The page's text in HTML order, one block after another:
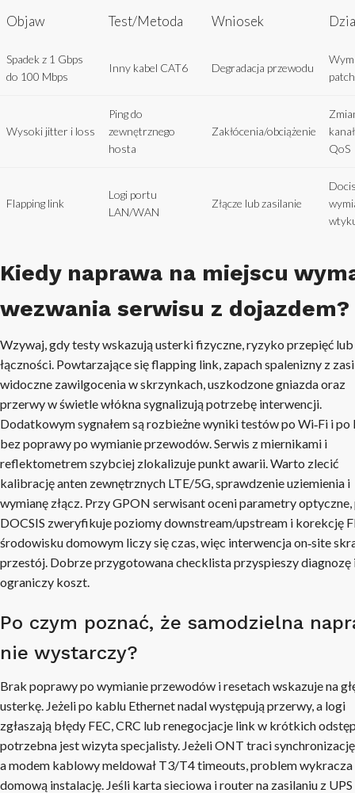
Objaw Test/Metoda Wniosek
Spadek z 1 Gbps
do 100 Mbps
Inny kabel CAT6 Degradacja przewodu
Wysoki jitter i loss
Ping do
zewnętrznego
hosta
Zakłócenia/obciążenie
QoS
Flapping link
Logi portu
LAN/WAN
Złącze lub zasilanie
Kiedy naprawa na miejscu
wezwania serwisu z dojazdem?
Wzywaj, gdy testy wskazują usterki fizyczne, ryzyko przepięć
łączności. Powtarzające się flapping link, zapach spalenizny z
widoczne zawilgocenia w skrzynkach, uszkodzone gniazda oraz
przerwy w świetle włókna sygnalizują potrzebę interwencji.
Dodatkowym sygnałem są rozbieżne wyniki testów po Wi‑Fi i po
bez poprawy po wymianie przewodów. Serwis z miernikami i
reflektometrem szybciej zlokalizuje punkt awarii. Warto zlecić
kalibrację anten zewnętrznych LTE/5G, sprawdzenie uziemienia i
wymianę złącz. Przy GPON serwisant oceni parametry
DOCSIS zweryfikuje poziomy downstream/upstream i korekcję
środowisku domowym liczy się czas, więc interwencja on‑site
przestój. Dobrze przygotowana checklista przyspieszy diagnozę
ograniczy koszt.
Po czym poznać, że samodzielna
nie wystarczy?
Brak poprawy po wymianie przewodów i resetach wskazuje na
usterkę. Jeżeli po kablu Ethernet nadal występują przerwy, a logi
zgłaszają błędy FEC, CRC lub renegocjacje link w krótkich
potrzebna jest wizyta specjalisty. Jeżeli ONT traci
a modem kablowy meldował T3/T4 timeouts, problem wykracza
domową instalację. Jeśli karta sieciowa i router na zasilaniu z